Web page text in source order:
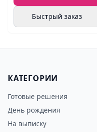
Быстрый заказ
КАТЕГОРИИ
Готовые решения
День рождения
На выписку